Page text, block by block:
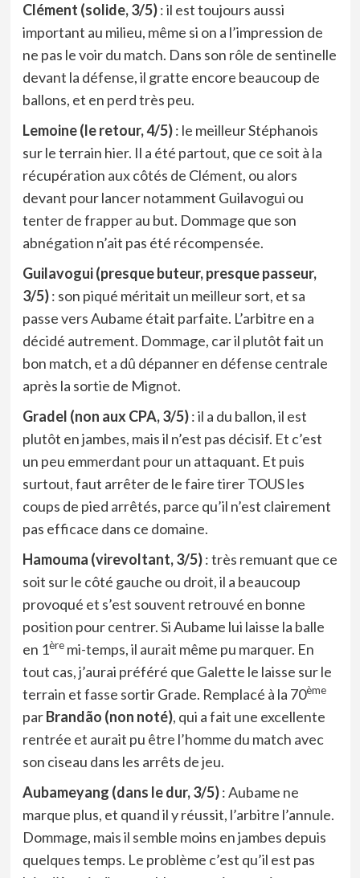
Clément (solide, 3/5): il est toujours aussi
important au milieu, même si on a l’impression de
ne pas le voir du match. Dans son rôle de sentinelle
devant la défense, il gratte encore beaucoup de
ballons, et en perd très peu.
Lemoine (le retour, 4/5): le meilleur Stéphanois
sur le terrain hier. Il a été partout, que ce soit à la
récupération aux côtés de Clément, ou alors
devant pour lancer notamment Guilavogui ou
tenter de frapper au but. Dommage que son
abnégation n’ait pas été récompensée.
Guilavogui (presque buteur, presque passeur,
3/5): son piqué méritait un meilleur sort, et sa
passe vers Aubame était parfaite. L’arbitre en a
décidé autrement. Dommage, car il plutôt fait un
bon match, et a dû dépanner en défense centrale
après la sortie de Mignot.
Gradel (non aux CPA, 3/5): il a du ballon, il est
plutôt en jambes, mais il n’est pas décisif. Et c’est
un peu emmerdant pour un attaquant. Et puis
surtout, faut arrêter de le faire tirer TOUS les
coups de pied arrêtés, parce qu’il n’est clairement
pas efficace dans ce domaine.
Hamouma (virevoltant, 3/5): très remuant que ce
soit sur le côté gauche ou droit, il a beaucoup
provoqué et s’est souvent retrouvé en bonne
position pour centrer. Si Aubame lui laisse la balle
en 1èremi-temps, il aurait même pu marquer. En
tout cas, j’aurai préféré que Galette le laisse sur le
terrain et fasse sortir Grade. Remplacé à la 70ème
parBrandão (non noté), qui a fait une excellente
rentrée et aurait pu être l’homme du match avec
son ciseau dans les arrêts de jeu.
Aubameyang (dans le dur, 3/5): Aubame ne
marque plus, et quand il y réussit, l’arbitre l’annule.
Dommage, mais il semble moins en jambes depuis
quelques temps. Le problème c’est qu’il est pas